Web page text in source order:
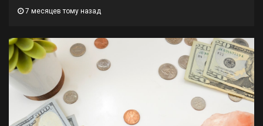
7 месяцев тому назад